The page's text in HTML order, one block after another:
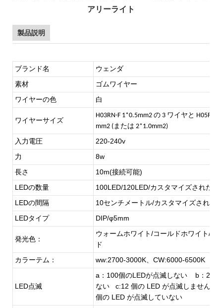
アリーライト
製品説明
ブランド名
ウェンダ
素材
ゴムワイヤー
ワイヤーの色
白
ワイヤーサイズ
H03RN-F 1*0.5mm2 の 3 ワイヤと H05RN-
mm2 (または 2*1.0mm2)
入力電圧
220-240v
力
8w
長さ
10m(接続可能)
LEDの数量
100LED/120LED/カスタマイズされた
LEDの間隔
10センチメートル/カスタマイズされた
LEDタイプ
DIP/φ5mm
発光色：
ウォームホワイト/コールドホワイト/グ
ド
カラーテム：
ww:2700-3000K、CW:6000-6500K
LED点滅
a：100個のLEDが点滅しない b：
ない c:12 個の LED が点滅しません。
個の LED が点滅していない